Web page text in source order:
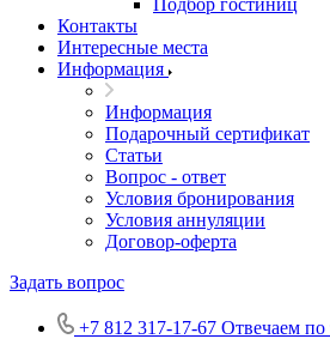
Подбор гостиниц
Контакты
Интересные места
Информация
Информация
Подарочный сертификат
Статьи
Вопрос - ответ
Условия бронирования
Условия аннуляции
Договор-оферта
Задать вопрос
+7 812 317-17-67 Отвечаем по